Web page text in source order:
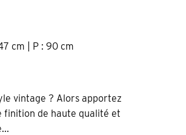
cm | P : 90 cm
vintage ? Alors apportez
finition de haute qualité et